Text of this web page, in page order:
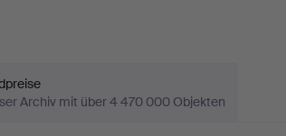
Archiv mit über 4 470 000 Objekten